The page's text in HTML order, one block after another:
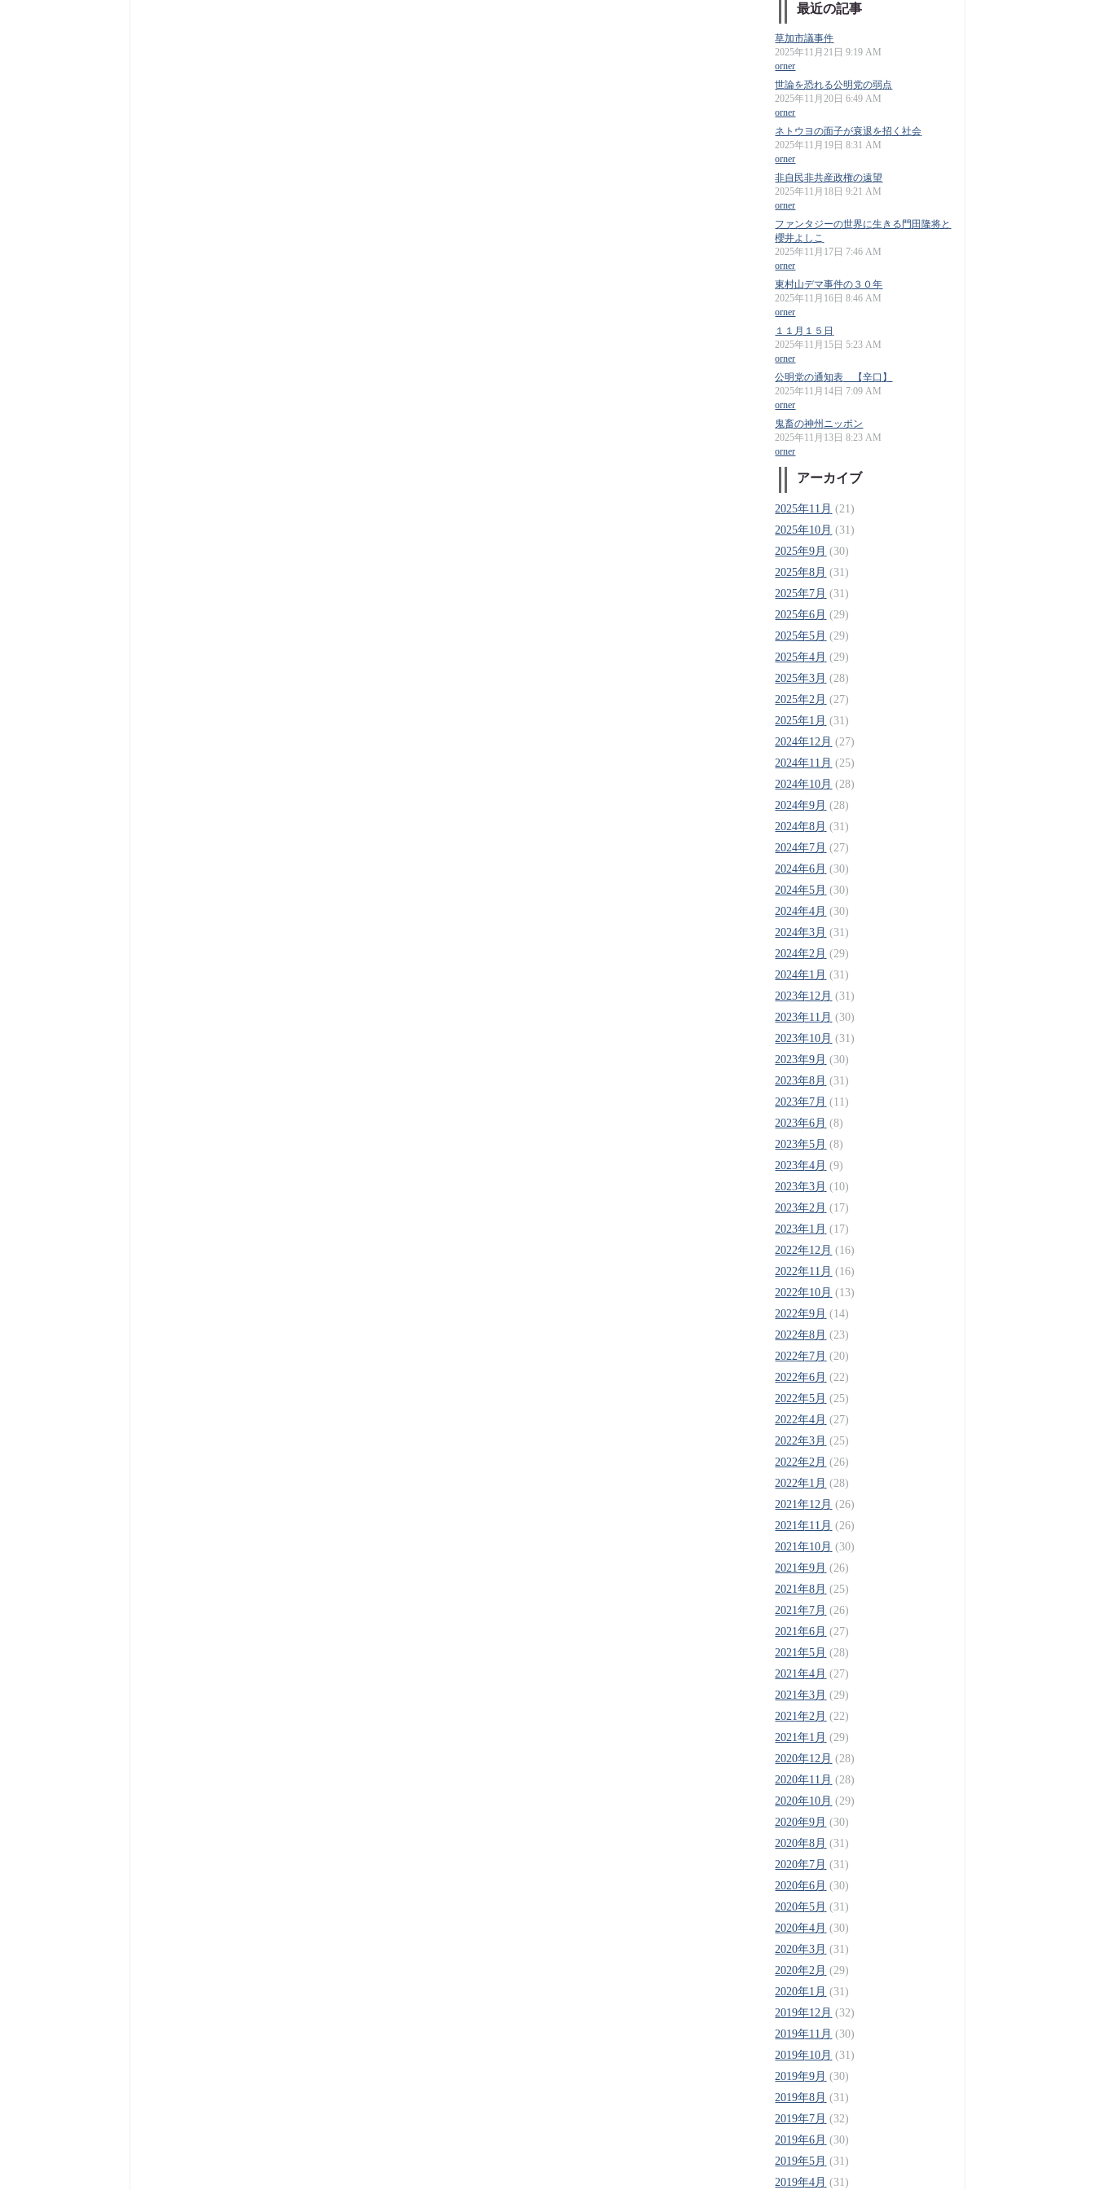
最近の記事
草加市議事件
2025年11月21日 9:19 AM
orner
世論を恐れる公明党の弱点
2025年11月20日 6:49 AM
orner
ネトウヨの面子が衰退を招く社会
2025年11月19日 8:31 AM
orner
非自民非共産政権の遠望
2025年11月18日 9:21 AM
orner
ファンタジーの世界に生きる門田隆将と
櫻井よしこ
2025年11月17日 7:46 AM
orner
東村山デマ事件の３０年
2025年11月16日 8:46 AM
orner
１１月１５日
2025年11月15日 5:23 AM
orner
公明党の通知表 【辛口】
2025年11月14日 7:09 AM
orner
鬼畜の神州ニッポン
2025年11月13日 8:23 AM
orner
アーカイブ
2025年11月 (21)
2025年10月 (31)
2025年9月 (30)
2025年8月 (31)
2025年7月 (31)
2025年6月 (29)
2025年5月 (29)
2025年4月 (29)
2025年3月 (28)
2025年2月 (27)
2025年1月 (31)
2024年12月 (27)
2024年11月 (25)
2024年10月 (28)
2024年9月 (28)
2024年8月 (31)
2024年7月 (27)
2024年6月 (30)
2024年5月 (30)
2024年4月 (30)
2024年3月 (31)
2024年2月 (29)
2024年1月 (31)
2023年12月 (31)
2023年11月 (30)
2023年10月 (31)
2023年9月 (30)
2023年8月 (31)
2023年7月 (11)
2023年6月 (8)
2023年5月 (8)
2023年4月 (9)
2023年3月 (10)
2023年2月 (17)
2023年1月 (17)
2022年12月 (16)
2022年11月 (16)
2022年10月 (13)
2022年9月 (14)
2022年8月 (23)
2022年7月 (20)
2022年6月 (22)
2022年5月 (25)
2022年4月 (27)
2022年3月 (25)
2022年2月 (26)
2022年1月 (28)
2021年12月 (26)
2021年11月 (26)
2021年10月 (30)
2021年9月 (26)
2021年8月 (25)
2021年7月 (26)
2021年6月 (27)
2021年5月 (28)
2021年4月 (27)
2021年3月 (29)
2021年2月 (22)
2021年1月 (29)
2020年12月 (28)
2020年11月 (28)
2020年10月 (29)
2020年9月 (30)
2020年8月 (31)
2020年7月 (31)
2020年6月 (30)
2020年5月 (31)
2020年4月 (30)
2020年3月 (31)
2020年2月 (29)
2020年1月 (31)
2019年12月 (32)
2019年11月 (30)
2019年10月 (31)
2019年9月 (30)
2019年8月 (31)
2019年7月 (32)
2019年6月 (30)
2019年5月 (31)
2019年4月 (31)